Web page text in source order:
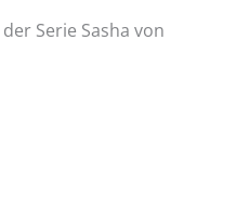
Serie Sasha von